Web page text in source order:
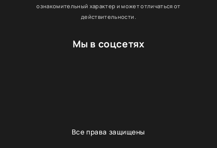
Мы в соцсетях
ознакомительный характер и может отличаться от
действительности.
Все права защищены